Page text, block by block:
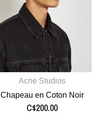
Acne Studios
Chapeau en Coton Noir
C$200.00